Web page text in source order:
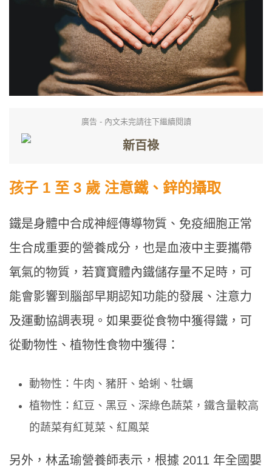
廣告 - 內文未完請往下繼續閱讀
孩子 1 至 3 歲 注意鐵、鋅的攝取
鐵是身體中合成神經傳導物質、免疫細胞正常
生合成重要的營養成分，也是血液中主要攜帶
氧氣的物質，若寶寶體內鐵儲存量不足時，可
能會影響到腦部早期認知功能的發展、注意力
及運動協調表現。如果要從食物中獲得鐵，可
從動物性、植物性食物中獲得：
動物性：牛肉、豬肝、蛤蜊、牡蠣
植物性：紅豆、黑豆、深綠色蔬菜，鐵含量較高
的蔬菜有紅莧菜、紅鳳菜
另外，林孟瑜營養師表示，根據 2011 年全國嬰